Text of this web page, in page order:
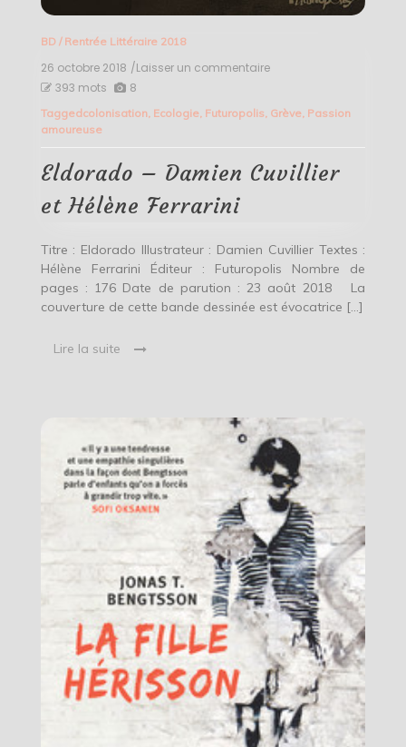
BD/ Rentrée Littéraire 2018
26 octobre 2018 /Laisser un commentaireon
Damien
Hélène
Ferrarini
393 mots 8
Taggedcolonisation, Ecologie, Futuropolis, Grève, Passion
amoureuse
Eldorado – Damien Cuvillier
et Hélène Ferrarini
Titre : Eldorado Illustrateur : Damien Cuvillier Textes :
Hélène Ferrarini Éditeur : Futuropolis Nombre de
pages : 176 Date de parution : 23 août 2018 La
couverture de cette bande dessinée est évocatrice […]
Lire la suite